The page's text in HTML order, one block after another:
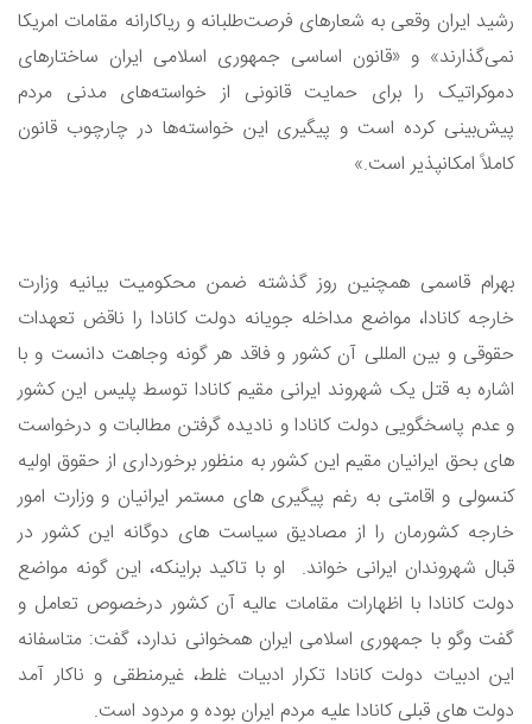
رشید ایران وقعی به شعارهای فرصت‌طلبانه و ریاکارانه مقامات امریکا
نمی‌گذارند» و «قانون اساسی جمهوری اسلامی ایران ساختارهای
دموکراتیک را برای حمایت قانونی از خواسته‌های مدنی مردم
پیش‌بینی کرده است و پیگیری این خواسته‌ها در چارچوب قانون
کاملاً امکانپذیر است.»
بهرام قاسمی همچنین روز گذشته ضمن محکومیت بیانیه وزارت
خارجه کانادا، مواضع مداخله جویانه دولت کانادا را ناقض تعهدات
حقوقی و بین المللی آن کشور و فاقد هر گونه وجاهت دانست و با
اشاره به قتل یک شهروند ایرانی مقیم کانادا توسط پلیس این کشور
و عدم پاسخگویی دولت کانادا و نادیده گرفتن مطالبات و درخواست
های بحق ایرانیان مقیم این کشور به منظور برخورداری از حقوق اولیه
کنسولی و اقامتی به رغم پیگیری های مستمر ایرانیان و وزارت امور
خارجه کشورمان را از مصادیق سیاست های دوگانه این کشور در
قبال شهروندان ایرانی خواند. او با تاکید براینکه، این گونه مواضع
دولت کانادا با اظهارات مقامات عالیه آن کشور درخصوص تعامل و
گفت وگو با جمهوری اسلامی ایران همخوانی ندارد، گفت: متاسفانه
این ادبیات دولت کانادا تکرار ادبیات غلط، غیرمنطقی و ناکار آمد
دولت های قبلی کانادا علیه مردم ایران بوده و مردود است.